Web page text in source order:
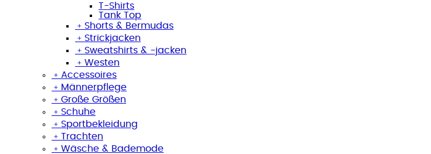
T-Shirts
Tank Top
﹢ Shorts & Bermudas
﹢ Strickjacken
﹢ Sweatshirts & -jacken
﹢ Westen
﹢ Accessoires
﹢ Männerpflege
﹢ Große Größen
﹢ Schuhe
﹢ Sportbekleidung
﹢ Trachten
﹢ Wäsche & Bademode